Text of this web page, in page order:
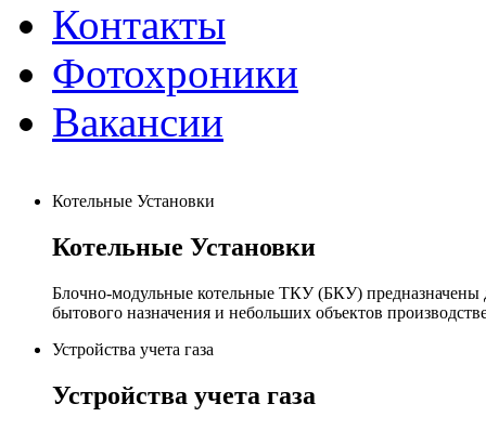
Контакты
Фотохроники
Вакансии
Котельные Установки
Котельные Установки
Блочно-модульные котельные ТКУ (БКУ) предназначены
бытового назначения и небольших объектов
Устройства учета газа
Устройства учета газа